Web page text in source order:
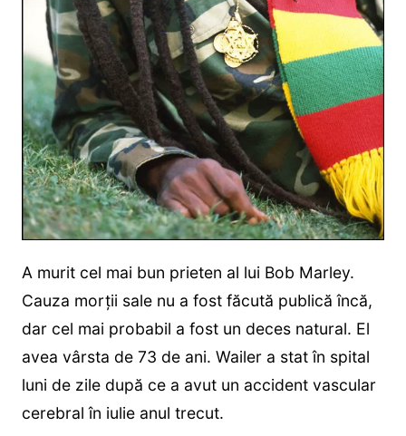
A murit cel mai bun prieten al lui Bob Marley.
Cauza morții sale nu a fost făcută publică încă,
dar cel mai probabil a fost un deces natural. El
avea vârsta de 73 de ani. Wailer a stat în spital
luni de zile după ce a avut un accident vascular
cerebral în iulie anul trecut.